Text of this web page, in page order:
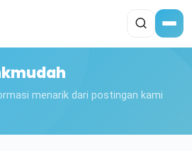
menarik dari postingan kami